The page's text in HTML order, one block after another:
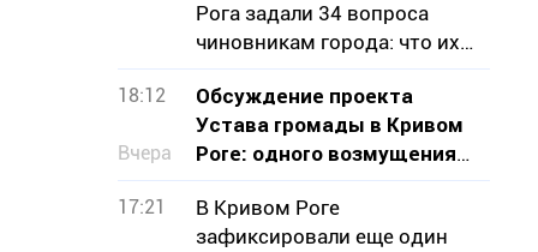
Рога задали 34 вопроса
чиновникам города: что их
беспокоило
18:12
Вчера
Обсуждение проекта
Устава громады в Кривом
Роге: одного возмущения
мало, нужно действовать
17:21
В Кривом Роге
зафиксировали еще один